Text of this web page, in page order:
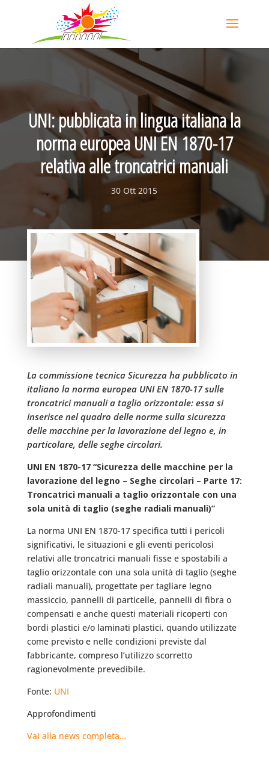
UNI: pubblicata in lingua italiana la
norma europea UNI EN 1870-17
relativa alle troncatrici manuali
30 Ott 2015
La commissione tecnica Sicurezza ha pubblicato in
italiano la norma europea UNI EN 1870-17 sulle
troncatrici manuali a taglio orizzontale: essa si
inserisce nel quadro delle norme sulla sicurezza
delle macchine per la lavorazione del legno e, in
particolare, delle seghe circolari.
UNI EN 1870-17 “Sicurezza delle macchine per la
lavorazione del legno – Seghe circolari – Parte 17:
Troncatrici manuali a taglio orizzontale con una
sola unità di taglio (seghe radiali manuali)”
La norma UNI EN 1870-17 specifica tutti i pericoli
significativi, le situazioni e gli eventi pericolosi
relativi alle troncatrici manuali fisse e spostabili a
taglio orizzontale con una sola unità di taglio (seghe
radiali manuali), progettate per tagliare legno
massiccio, pannelli di particelle, pannelli di fibra o
compensati e anche questi materiali ricoperti con
bordi plastici e/o laminati plastici, quando utilizzate
come previsto e nelle condizioni previste dal
fabbricante, compreso l’utilizzo scorretto
ragionevolmente prevedibile.
Fonte: UNI
Approfondimenti
Vai alla news completa…